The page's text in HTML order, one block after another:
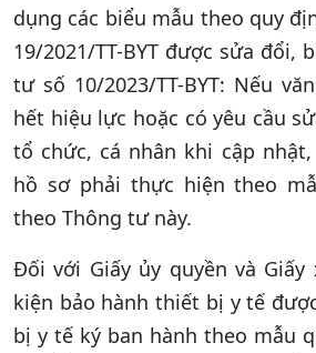
dụng các biểu mẫu theo quy
19/2021/TT-BYT được sửa đổi,
tư số 10/2023/TT-BYT: Nếu
hết hiệu lực hoặc có yêu cầu
tổ chức, cá nhân khi cập
hồ sơ phải thực hiện theo
theo Thông tư này.
Đối với Giấy ủy quyền và Giấy
kiện bảo hành thiết bị y tế
bị y tế ký ban hành theo mẫu